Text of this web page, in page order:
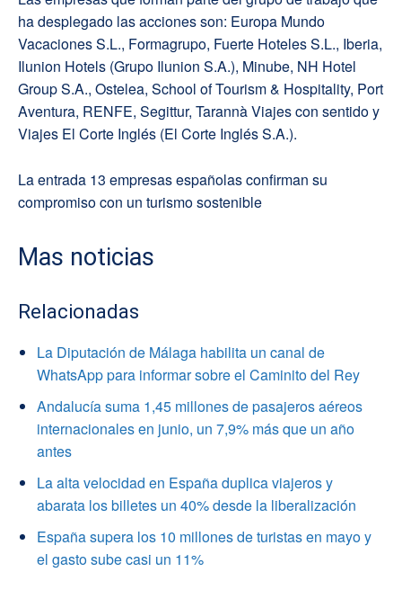
ha desplegado las acciones son: Europa Mundo
Vacaciones S.L., Formagrupo, Fuerte Hoteles S.L., Iberia,
Ilunion Hotels (Grupo Ilunion S.A.), Minube, NH Hotel
Group S.A., Ostelea, School of Tourism & Hospitality, Port
Aventura, RENFE, Segittur, Tarannà Viajes con sentido y
Viajes El Corte Inglés (El Corte Inglés S.A.).
La entrada 13 empresas españolas confirman su
compromiso con un turismo sostenible
Mas noticias
Relacionadas
La Diputación de Málaga habilita un canal de
WhatsApp para informar sobre el Caminito del Rey
Andalucía suma 1,45 millones de pasajeros aéreos
internacionales en junio, un 7,9% más que un año
antes
La alta velocidad en España duplica viajeros y
abarata los billetes un 40% desde la liberalización
España supera los 10 millones de turistas en mayo y
el gasto sube casi un 11%